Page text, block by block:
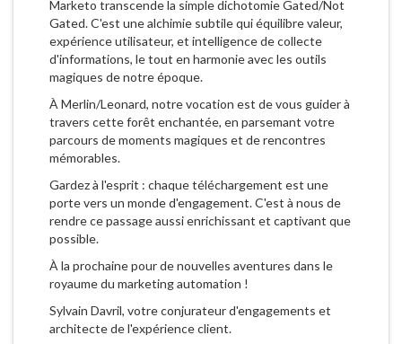
Marketo transcende la simple dichotomie Gated/Not
Gated. C'est une alchimie subtile qui équilibre valeur,
expérience utilisateur, et intelligence de collecte
d'informations, le tout en harmonie avec les outils
magiques de notre époque.
À Merlin/Leonard, notre vocation est de vous guider à
travers cette forêt enchantée, en parsemant votre
parcours de moments magiques et de rencontres
mémorables.
Gardez à l'esprit : chaque téléchargement est une
porte vers un monde d'engagement. C'est à nous de
rendre ce passage aussi enrichissant et captivant que
possible.
À la prochaine pour de nouvelles aventures dans le
royaume du marketing automation !
Sylvain Davril, votre conjurateur d'engagements et
architecte de l'expérience client.